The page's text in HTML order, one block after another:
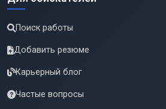
Поиск работы
Добавить резюме
Карьерный блог
Частые вопросы